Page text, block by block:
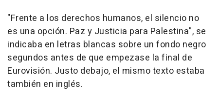
"Frente a los derechos humanos, el silencio no
es una opción. Paz y Justicia para Palestina", se
indicaba en letras blancas sobre un fondo negro
segundos antes de que empezase la final de
Eurovisión. Justo debajo, el mismo texto estaba
también en inglés.